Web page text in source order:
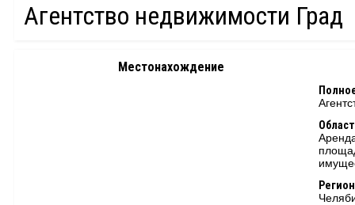
Агентство недвижимости Град
Местонахождение